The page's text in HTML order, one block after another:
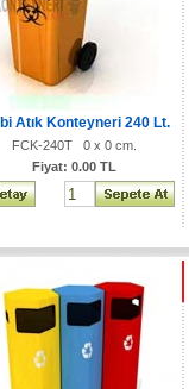
Atık Konteyneri 240 Lt.
FCK-240T 0 x 0 cm.
Fiyat: 0.00 TL